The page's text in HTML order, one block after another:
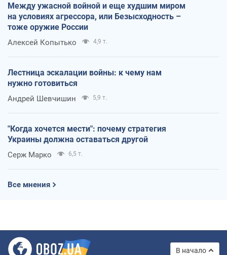
Между ужасной войной и еще худшим миром
на условиях агрессора, или Безысходность –
тоже оружие России
Алексей Копытько 4,9 т.
Лестница эскалации войны: к чему нам
нужно готовиться
Андрей Шевчишин 5,9 т.
"Когда хочется мести": почему стратегия
Украины должна оставаться другой
Серж Марко 6,5 т.
Все мнения
В начало